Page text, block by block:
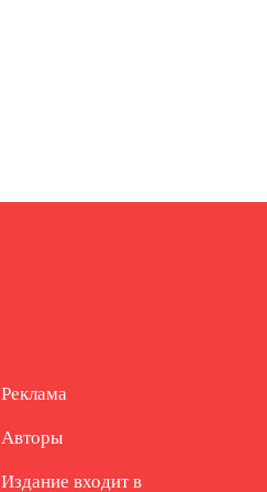
Реклама
Авторы
Издание входит в